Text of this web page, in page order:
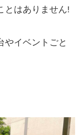
とはありません!
やイベントごと